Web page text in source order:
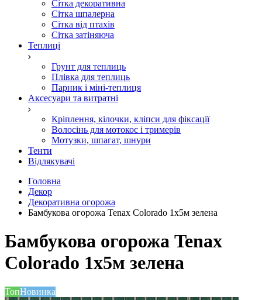
Сітка декоративна
Сітка шпалерна
Сітка від птахів
Сітка затіняюча
Теплиці
Грунт для теплиць
Плівка для теплиць
Парник і міні-теплиця
Аксесуари та витратні
Кріплення, кілочки, кліпси для фіксації
Волосінь для мотокос і тримерів
Мотузки, шпагат, шнури
Тенти
Відлякувачі
Головна
Декор
Декоративна огорожа
Бамбукова огорожа Tenax Colorado 1х5м зелена
Бамбукова огорожа Tenax
Colorado 1х5м зелена
ТопНовинка